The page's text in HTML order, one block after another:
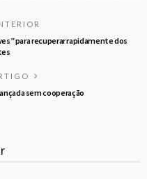
para recuperar rapidamente dos
sem cooperação